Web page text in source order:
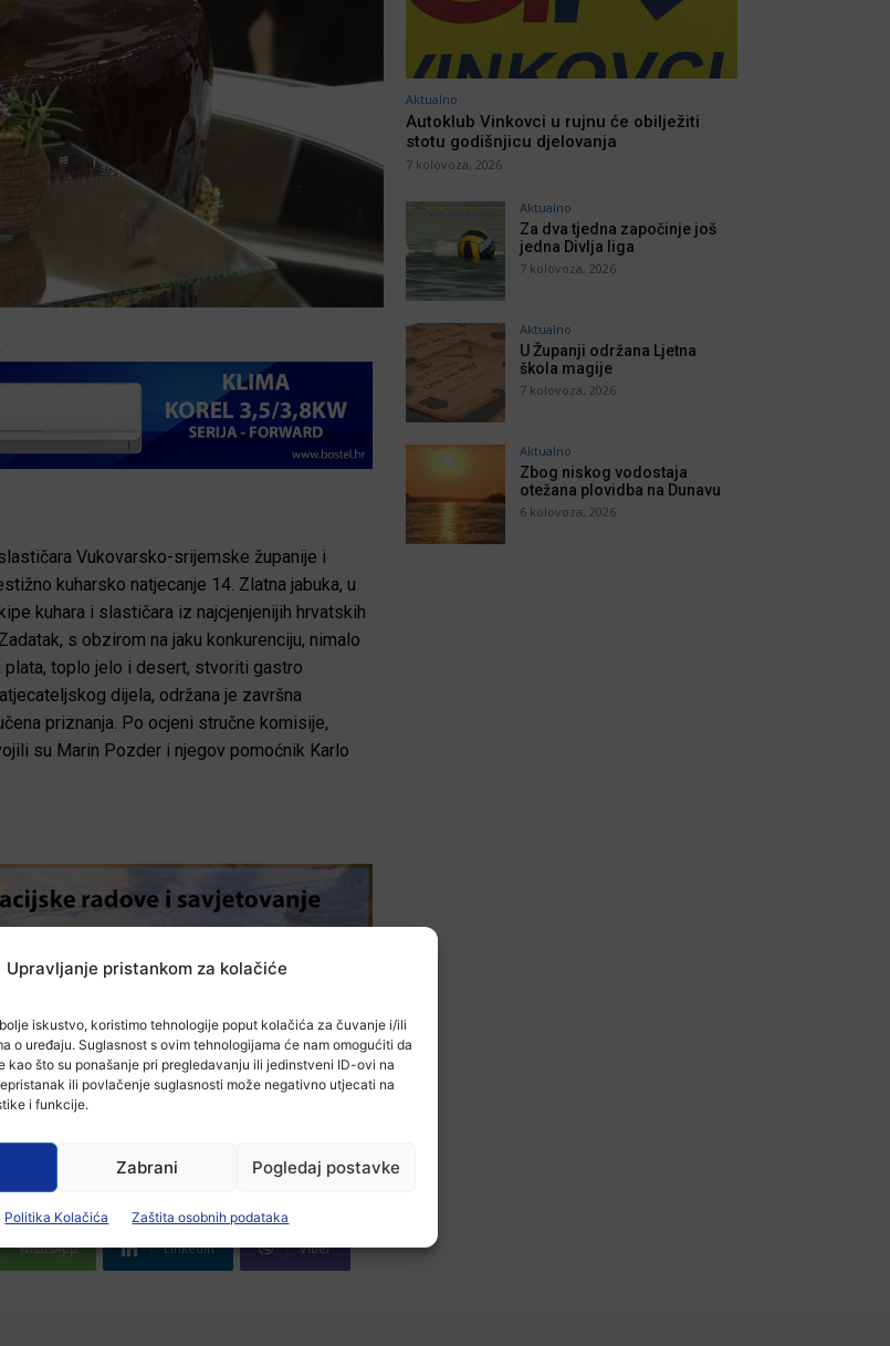
Upravljanje pristankom za kolačiće
iskustvo, koristimo tehnologije poput kolačića za čuvanje i/ili
o uređaju. Suglasnost s ovim tehnologijama će nam omogućiti da
kao što su ponašanje pri pregledavanju ili jedinstveni ID-ovi na
ili povlačenje suglasnosti može negativno utjecati na
i funkcije.
Zabrani Pogledaj postavke
Politika Kolačića Zaštita osobnih podataka
Vukovarsko-srijemske županije i
kuharsko natjecanje 14. Zlatna jabuka, u
kuhara i slastičara iz najcjenjenijih hrvatskih
s obzirom na jaku konkurenciju, nimalo
plata, toplo jelo i desert, stvoriti gastro
dijela, održana je završna
priznanja. Po ocjeni stručne komisije,
su Marin Pozder i njegov pomoćnik Karlo
WhatsApp Linkedin Viber
Aktualno
Autoklub Vinkovci u rujnu će obilježiti
stotu godišnjicu djelovanja
7 kolovoza, 2026
Aktualno
Za dva tjedna započinje još
jedna Divlja liga
7 kolovoza, 2026
Aktualno
U Županji održana Ljetna
škola magije
7 kolovoza, 2026
Aktualno
Zbog niskog vodostaja
otežana plovidba na Dunavu
6 kolovoza, 2026